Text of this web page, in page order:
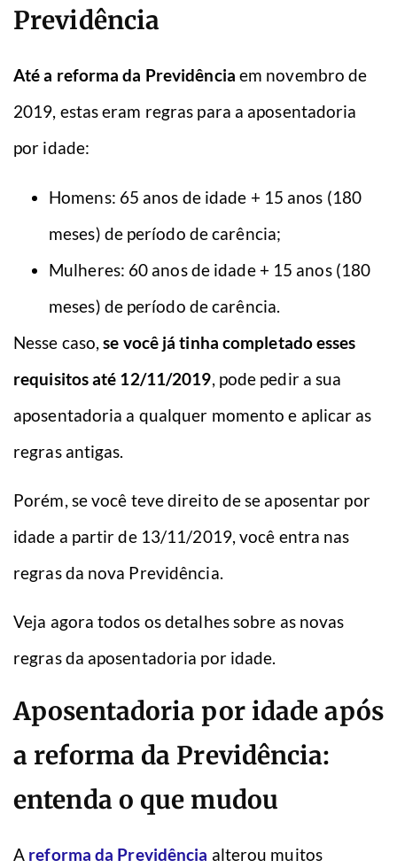
Previdência
Até a reforma da Previdência em novembro de
2019, estas eram regras para a aposentadoria
por idade:
Homens: 65 anos de idade + 15 anos (180
meses) de período de carência;
Mulheres: 60 anos de idade + 15 anos (180
meses) de período de carência.
Nesse caso,se você já tinha completado esses
requisitos até 12/11/2019, pode pedir a sua
aposentadoria a qualquer momento e aplicar as
regras antigas.
Porém, se você teve direito de se aposentar por
idade a partir de 13/11/2019, você entra nas
regras da nova Previdência.
Veja agora todos os detalhes sobre as novas
regras da aposentadoria por idade.
Aposentadoria por idade após
a reforma da Previdência:
entenda o que mudou
A reforma da Previdência alterou muitos